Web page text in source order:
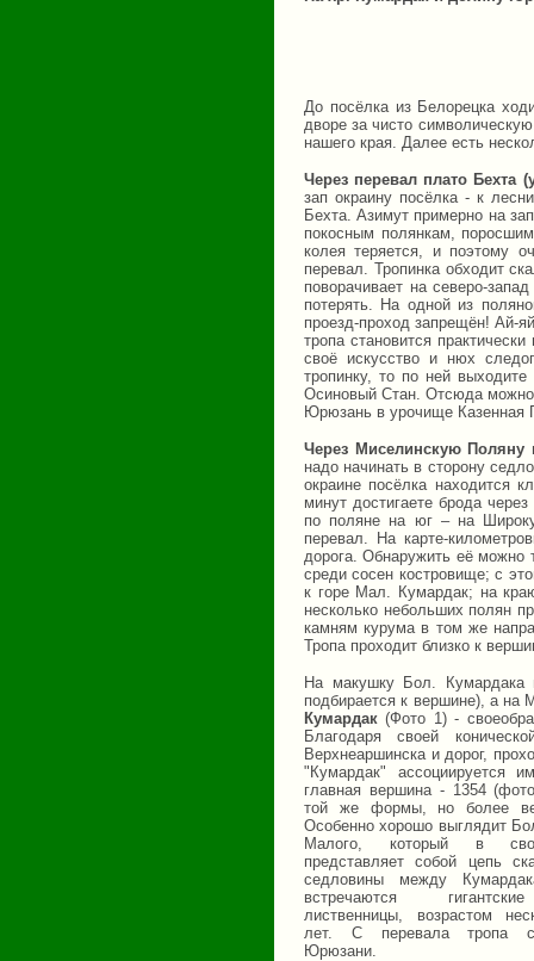
До посёлка из Белорецка
дворе за чисто
нашего края. Далее есть
Через перевал плато Бехта
зап окраину посёлка - к
Бехта. Азимут примерно на
покосным полянкам,
колея теряется, и поэтому
перевал. Тропинка обходит
поворачивает на северо-
потерять. На одной из
проезд-проход запрещён! Ай-
тропа становится
своё искусство и нюх
тропинку, то по ней
Осиновый Стан. Отсюда можно
Юрюзань в урочище Казенная
Через Миселинскую
надо начинать в сторону
окраине посёлка находится
минут достигаете брода
по поляне на юг – на
перевал. На карте-
дорога. Обнаружить её можно
среди сосен костровище; с
к горе Мал. Кумардак; на
несколько небольших полян
камням курума в том же
Тропа проходит близко к
На макушку Бол. Кумардака
подбирается к вершине), а
Кумардак (Фото 1) -
Благодаря своей
Верхнеаршинска и дорог,
"Кумардак" ассоциируется
главная вершина - 1354
той же формы, но более
Особенно хорошо выглядит
Малого, который в
представляет собой цепь
седловины между
встречаются
лиственницы, возрастом
лет. С перевала тропа
Юрюзани.